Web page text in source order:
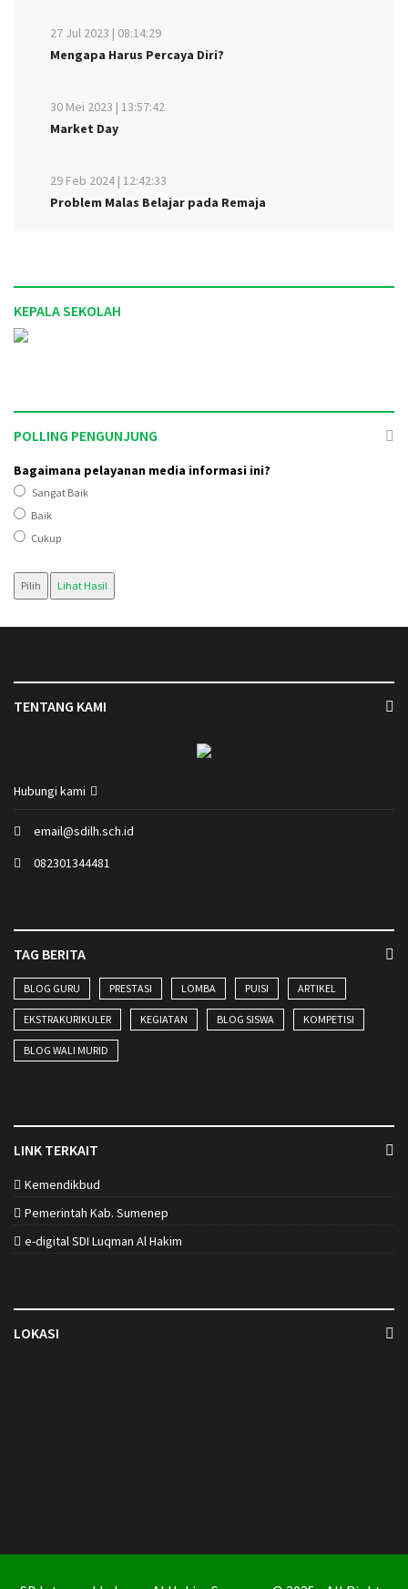
27 Jul 2023 | 08:14:29
Mengapa Harus Percaya Diri?
30 Mei 2023 | 13:57:42
Market Day
29 Feb 2024 | 12:42:33
Problem Malas Belajar pada Remaja
KEPALA SEKOLAH
POLLING PENGUNJUNG
Bagaimana pelayanan media informasi ini?
Sangat Baik
Baik
Cukup
Pilih Lihat Hasil
TENTANG KAMI
Hubungi kami
email@sdilh.sch.id
082301344481
TAG BERITA
BLOG GURU PRESTASI LOMBA PUISI ARTIKEL
EKSTRAKURIKULER KEGIATAN BLOG SISWA KOMPETISI
BLOG WALI MURID
LINK TERKAIT
Kemendikbud
Pemerintah Kab. Sumenep
e-digital SDI Luqman Al Hakim
LOKASI